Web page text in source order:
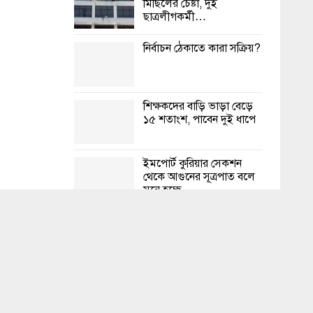
মিছিলের চেষ্টা, দুই
ছাত্রলীগকর্মী…
নির্বাচন ঠেকাতে কারা সক্রিয়?
শিক্ষকদের বাড়ি ভাড়া বেড়ে
১৫ শতাংশ, পাবেন দুই ধাপে
ইমপোর্ট কুরিয়ার সেকশন
থেকে আগুনের সূত্রপাত বলে
মনে হচ্ছে